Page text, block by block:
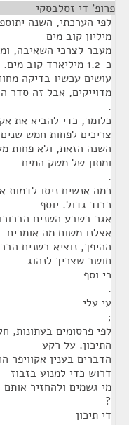
פרופ' די זסלבסקי
מיליון קוב מים
מעבר לצרכי השאיבה,
כ-1.2 מיליארד קוב מים. אנחנו
עושים עכשיו בדיקה
מדוייקים, אבל זה סדר
.
כלומר, כדי להביא את
צריכים לפחות חמש
השנה הזאת, ולא פחות
ומתון של משק המים
.
כמה אנשים ניסו לדמות
כבוד גדול. יוסף
אגר בשבע השנים
אצלנו משום מה אומרים
ההיפך, נוציא בשנים
חושב שצריך לנהוג
כי וסף
.
עי עלי
;
לפי פרסומים בעתונות,
התיכון. על רקע
הדברים בענין אקוויפר
דרוש כדי למנוע בזבוז
מי גשמים ולהחזיר
?
די תיכון